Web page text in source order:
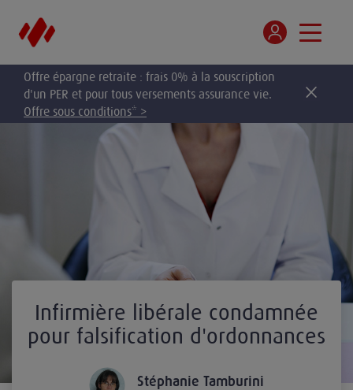
Offre épargne retraite : frais 0% à la souscription
d'un PER et pour tous versements assurance vie.
Offre sous conditions* >
Infirmière libérale condamnée
pour falsification d'ordonnances
Stéphanie Tamburini